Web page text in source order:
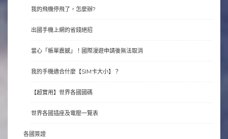
我的飛機停飛了，怎麼辦?
出國手機上網的省錢絕招
當心「帳單震撼」！國際漫遊申請後無法取消
我的手機適合什麼【SIM卡大小】？
【超實用】世界各國國碼
世界各國插座及電壓一覽表
各國簽證